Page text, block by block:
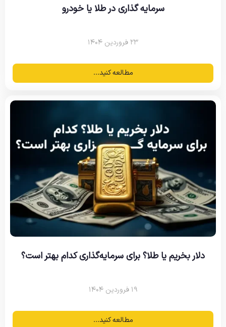
سرمایه گذاری در طلا یا خودرو
۲۳ فروردین ۱۴۰۴
مطالعه کنید...
دلار بخریم یا طلا؟ برای سرمایه‌گذاری کدام بهتر است؟
۱۹ فروردین ۱۴۰۴
مطالعه کنید...